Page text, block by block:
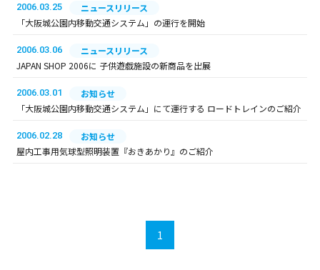
2006.03.25
ニュースリリース
「大阪城公園内移動交通システム」の運行を開始
2006.03.06
ニュースリリース
JAPAN SHOP 2006に 子供遊戯施設の新商品を出展
2006.03.01
お知らせ
「大阪城公園内移動交通システム」にて運行する ロードトレインのご紹介
2006.02.28
お知らせ
屋内工事用気球型照明装置『おきあかり』のご紹介
1